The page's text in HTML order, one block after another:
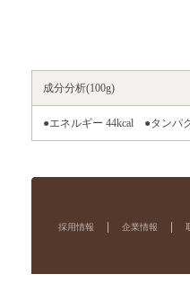
成分分析(100g)
●エネルギー 44kcal ●タン
採用情報 企業情報